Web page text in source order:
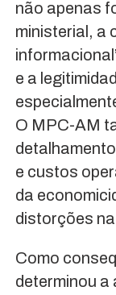
não apenas
ministerial, a
e a
O MPC-AM
e custos
da
distorções
Como
determinou a